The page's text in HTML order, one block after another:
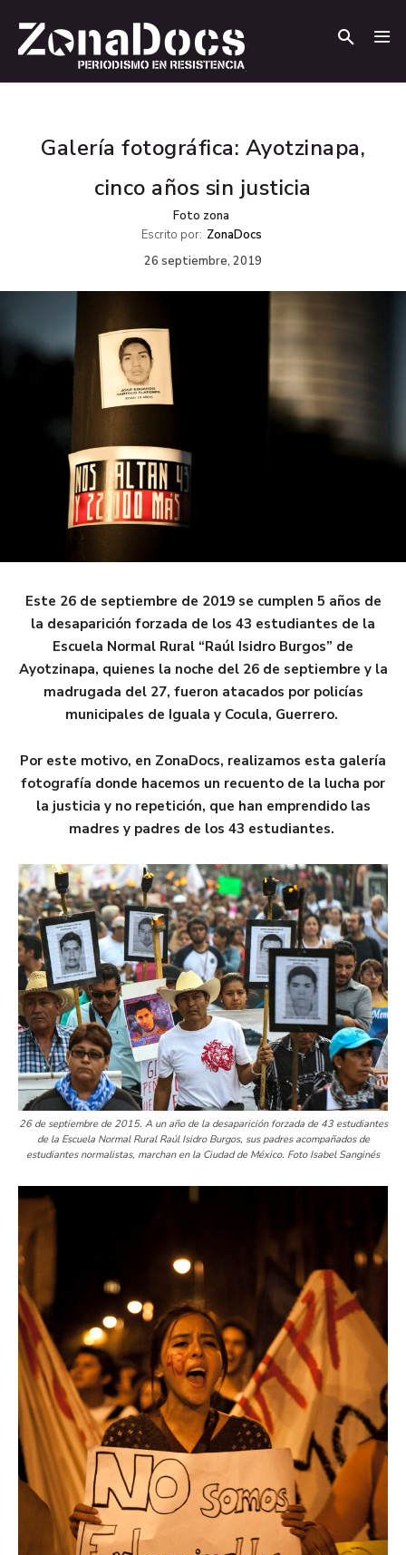
Galería fotográfica: Ayotzinapa,
cinco años sin justicia
Foto zona
Escrito por: ZonaDocs
26 septiembre, 2019
Este 26 de septiembre de 2019 se cumplen 5 años de
la desaparición forzada de los 43 estudiantes de la
Escuela Normal Rural “Raúl Isidro Burgos” de
Ayotzinapa, quienes la noche del 26 de septiembre y la
madrugada del 27, fueron atacados por policías
municipales de Iguala y Cocula, Guerrero.
Por este motivo, en ZonaDocs, realizamos esta galería
fotografía donde hacemos un recuento de la lucha por
la justicia y no repetición, que han emprendido las
madres y padres de los 43 estudiantes.
26 de septiembre de 2015. A un año de la desaparición forzada de 43 estudiantes
de la Escuela Normal Rural Raúl Isidro Burgos, sus padres acompañados de
estudiantes normalistas, marchan en la Ciudad de México. Foto Isabel Sanginés